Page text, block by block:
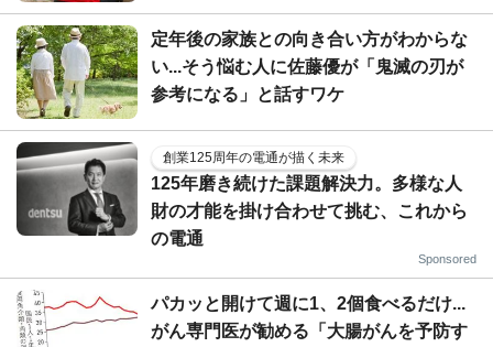
定年後の家族との向き合い方がわからな
い...そう悩む人に佐藤優が「鬼滅の刃が
参考になる」と話すワケ
創業125周年の電通が描く未来
125年磨き続けた課題解決力。多様な人
財の才能を掛け合わせて挑む、これから
の電通
Sponsored
パカッと開けて週に1、2個食べるだけ...
がん専門医が勧める「大腸がんを予防す